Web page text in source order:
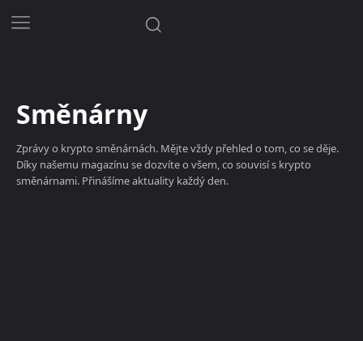
Směnárny
Zprávy o krypto směnárnách. Mějte vždy přehled o tom, co se děje.
Díky našemu magazínu se dozvíte o všem, co souvisí s krypto
směnárnami. Přinášíme aktuality každý den.